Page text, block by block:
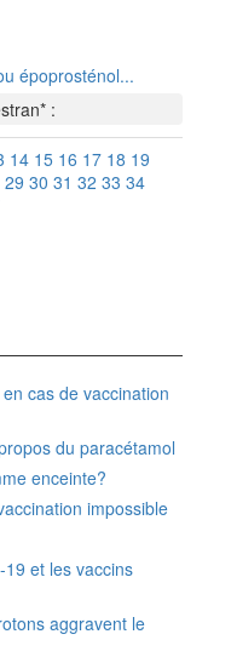
époprosténol...
:
14 15 16 17 18 19
29 30 31 32 33 34
cas de vaccination
du paracétamol
enceinte?
impossible
et les vaccins
aggravent le